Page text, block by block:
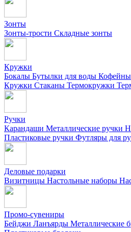
Зонты
Зонты-трости Складные зонты
Кружки
Бокалы Бутылки для воды
Кружки Стаканы Термокружки
Ручки
Карандаши Металлические ручки
Пластиковые ручки Футляры для
Деловые подарки
Визитницы Настольные наборы
Промо-сувениры
Бейджи Ланъярды Металлические